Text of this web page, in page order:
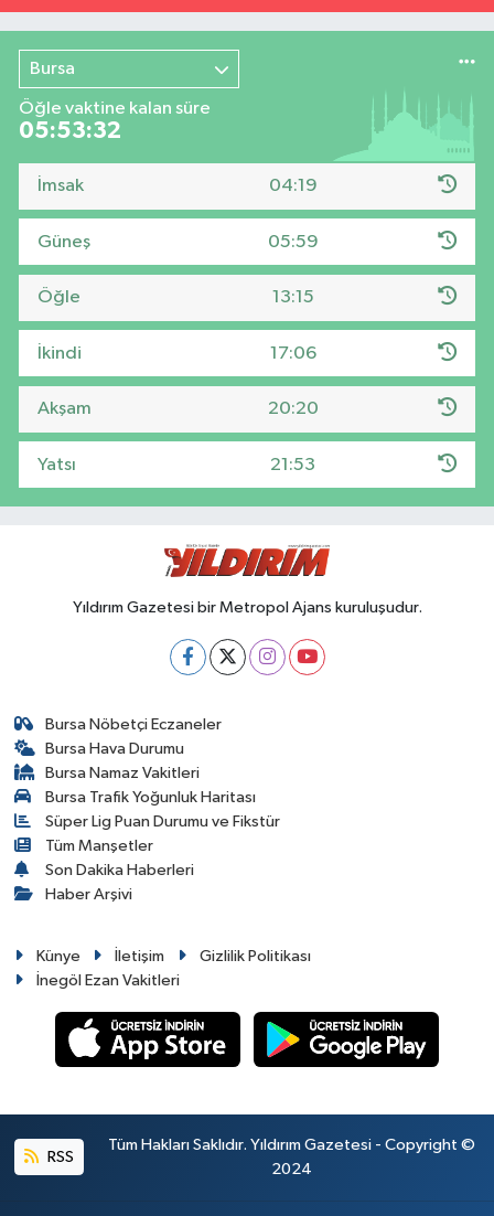
Bursa
Öğle vaktine kalan süre
05:53:31
İmsak 04:19
Güneş 05:59
Öğle 13:15
İkindi 17:06
Akşam 20:20
Yatsı 21:53
Yıldırım Gazetesi bir Metropol Ajans kuruluşudur.
Bursa Nöbetçi Eczaneler
Bursa Hava Durumu
Bursa Namaz Vakitleri
Bursa Trafik Yoğunluk Haritası
Süper Lig Puan Durumu ve Fikstür
Tüm Manşetler
Son Dakika Haberleri
Haber Arşivi
Künye İletişim
Gizlilik Politikası
İnegöl Ezan Vakitleri
RSS
Tüm Hakları Saklıdır. Yıldırım Gazetesi - Copyright ©
2024